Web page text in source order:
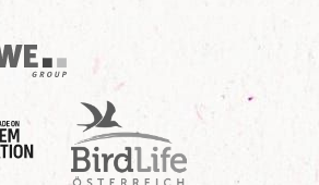
Group
Birdlife